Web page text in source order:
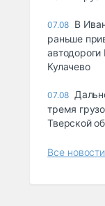
07.08 В
раньше
Кулачево
07.08
тремя
Тверской
Все новости